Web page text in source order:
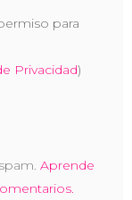
para
Privacidad)
Aprende